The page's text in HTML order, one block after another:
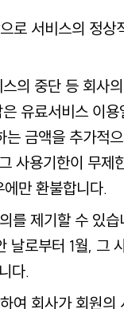
로 서비스의 정상
의 중단 등 회사
유료서비스 이
금액을 추가적
사용기한이 무제
만 환불합니다.
를 제기할 수 있
날로부터 1월, 그
다.
여 회사가 회원의